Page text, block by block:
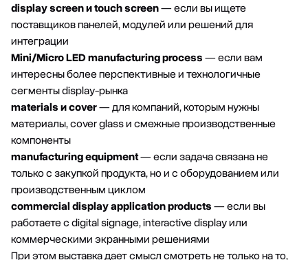
display screen и touch screen— если вы ищете
поставщиков панелей, модулей или решений для
интеграции
Mini/Micro LED manufacturing process— если вам
интересны более перспективные и технологичные
сегменты display-рынка
materials и cover— для компаний, которым нужны
материалы, cover glass и смежные производственные
компоненты
manufacturing equipment— если задача связана не
только с закупкой продукта, но и с оборудованием или
производственным циклом
commercial display application products— если вы
работаете с digital signage, interactive display или
коммерческими экранными решениями
При этом выставка дает смысл смотреть не только на то,